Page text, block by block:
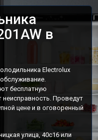
в
Electrolux
бесплатную
неисправность. Проведут
цене и в оговоренный
улица, 40с16 или